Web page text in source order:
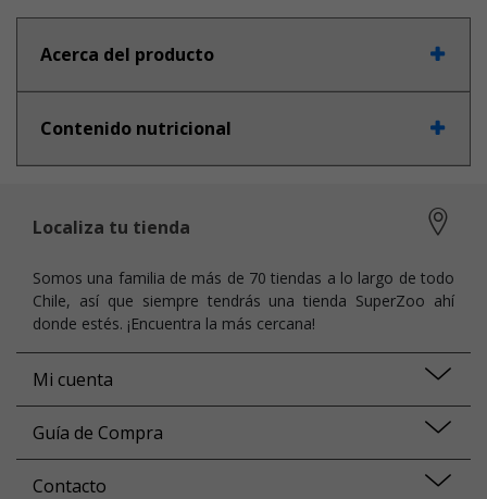
Acerca del producto
Contenido nutricional
Localiza tu tienda
Somos una familia de más de 70 tiendas a lo largo de todo
Chile, así que siempre tendrás una tienda SuperZoo ahí
donde estés. ¡Encuentra la más cercana!
Mi cuenta
Guía de Compra
Contacto